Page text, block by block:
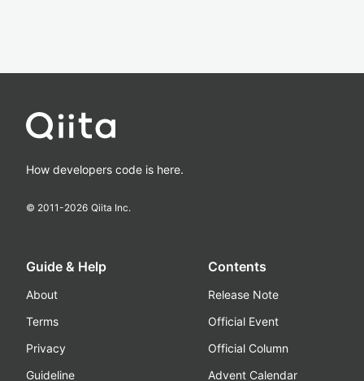
How developers code is here.
© 2011-2026 Qiita Inc.
Guide & Help
About
Terms
Privacy
Guideline
Contents
Release Note
Official Event
Official Column
Advent Calendar